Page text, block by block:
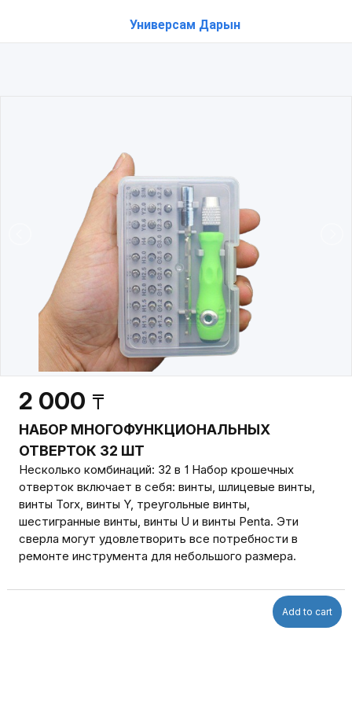
Универсам Дарын
2 000 ₸
НАБОР МНОГОФУНКЦИОНАЛЬНЫХ
ОТВЕРТОК 32 ШТ
Несколько комбинаций: 32 в 1 Набор крошечных
отверток включает в себя: винты, шлицевые винты,
винты Torx, винты Y, треугольные винты,
шестигранные винты, винты U и винты Penta. Эти
сверла могут удовлетворить все потребности в
ремонте инструмента для небольшого размера.
Add to cart